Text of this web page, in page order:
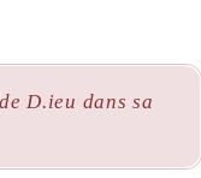
D.ieu dans sa